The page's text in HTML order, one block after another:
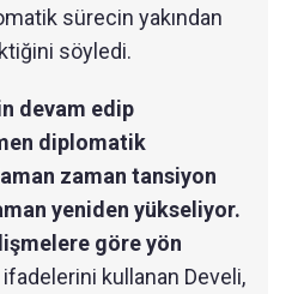
sürecin yakından
söyledi.
devam edip
diplomatik
zaman tansiyon
yeniden yükseliyor.
göre yön
ifadelerini kullanan Develi,